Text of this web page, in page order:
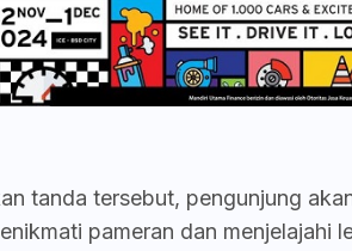
tanda tersebut, pengunjung
pameran dan menjelajahi